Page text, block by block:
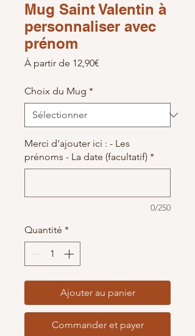
Mug Saint Valentin à
personnaliser avec
prénom
À partir de 12,90€
Choix du Mug *
Merci d'ajouter ici : - Les
prénoms - La date (facultatif) *
0/250
Quantité *
Ajouter au panier
Commander et payer